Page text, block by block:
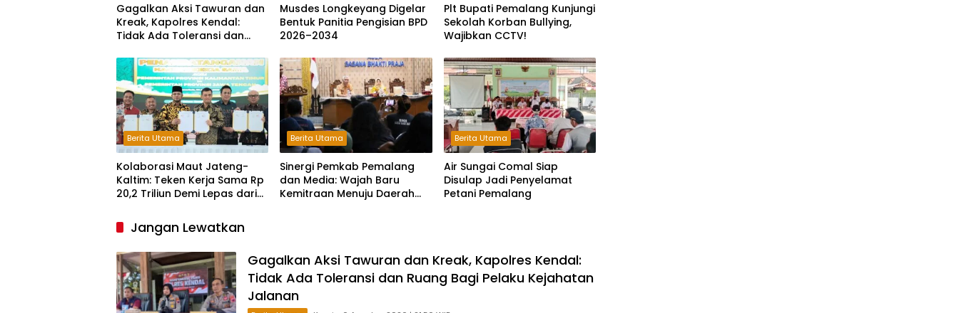
Gagalkan Aksi Tawuran dan
Kreak, Kapolres Kendal:
Tidak Ada Toleransi dan
Kejahatan Jalanan
Musdes Longkeyang Digelar
Bentuk Panitia Pengisian BPD
2026–2034
Plt Bupati Pemalang Kunjungi
Sekolah Korban Bullying,
Wajibkan CCTV!
Berita Utama
Kolaborasi Maut Jateng-
Kaltim: Teken Kerja Sama Rp
20,2 Triliun Demi Lepas dari
Berita Utama
Sinergi Pemkab Pemalang
dan Media: Wajah Baru
Kemitraan Menuju Daerah
Berita Utama
Air Sungai Comal Siap
Disulap Jadi Penyelamat
Petani Pemalang
Jangan Lewatkan
Gagalkan Aksi Tawuran dan Kreak, Kapolres Kendal:
Tidak Ada Toleransi dan Ruang Bagi Pelaku Kejahatan
Jalanan